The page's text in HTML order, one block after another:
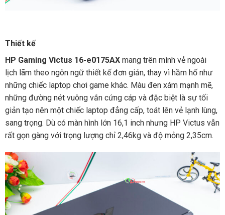
Thiết kế
HP Gaming Victus 16-e0175AXmang trên mình vẻ ngoài
lịch lãm theo ngôn ngữ thiết kế đơn giản, thay vì hầm hố như
những chiếc laptop chơi game khác. Màu đen xám mạnh mẽ,
những đường nét vuông vắn cứng cáp và đặc biệt là sự tối
giản tạo nên một chiếc laptop đẳng cấp, toát lên vẻ lạnh lùng,
sang trọng. Dù có màn hình lớn 16,1 inch nhưng HP Victus vẫn
rất gọn gàng với trọng lượng chỉ 2,46kg và độ mỏng 2,35cm.